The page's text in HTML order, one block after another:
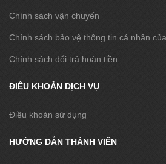
Chính sách vận chuyển
Chính sách bảo vệ thông tin cá nhân
Chính sách đổi trả hoàn tiền
ĐIỀU KHOẢN DỊCH VỤ
Điều khoản sử dụng
HƯỚNG DẪN THÀNH VIÊN